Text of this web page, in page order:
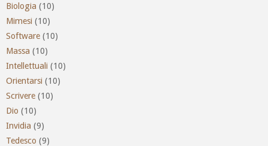
Biologia (10)
Mimesi (10)
Software (10)
Massa (10)
Intellettuali (10)
Orientarsi (10)
Scrivere (10)
Dio (10)
Invidia (9)
Tedesco (9)